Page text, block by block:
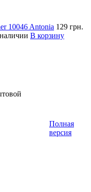
10046 Antonia 129 грн.
В корзину
Полная
версия